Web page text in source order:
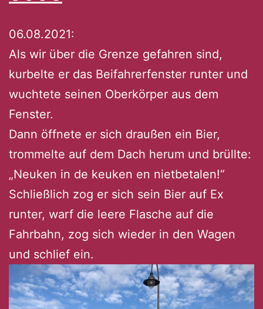
06.08.2021:
Als wir über die Grenze gefahren sind,
kurbelte er das Beifahrerfenster runter und
wuchtete seinen Oberkörper aus dem
Fenster.
Dann öffnete er sich draußen ein Bier,
trommelte auf dem Dach herum und brüllte:
„Neuken in de keuken en nietbetalen!“
Schließlich zog er sich sein Bier auf Ex
runter, warf die leere Flasche auf die
Fahrbahn, zog sich wieder in den Wagen
und schlief ein.